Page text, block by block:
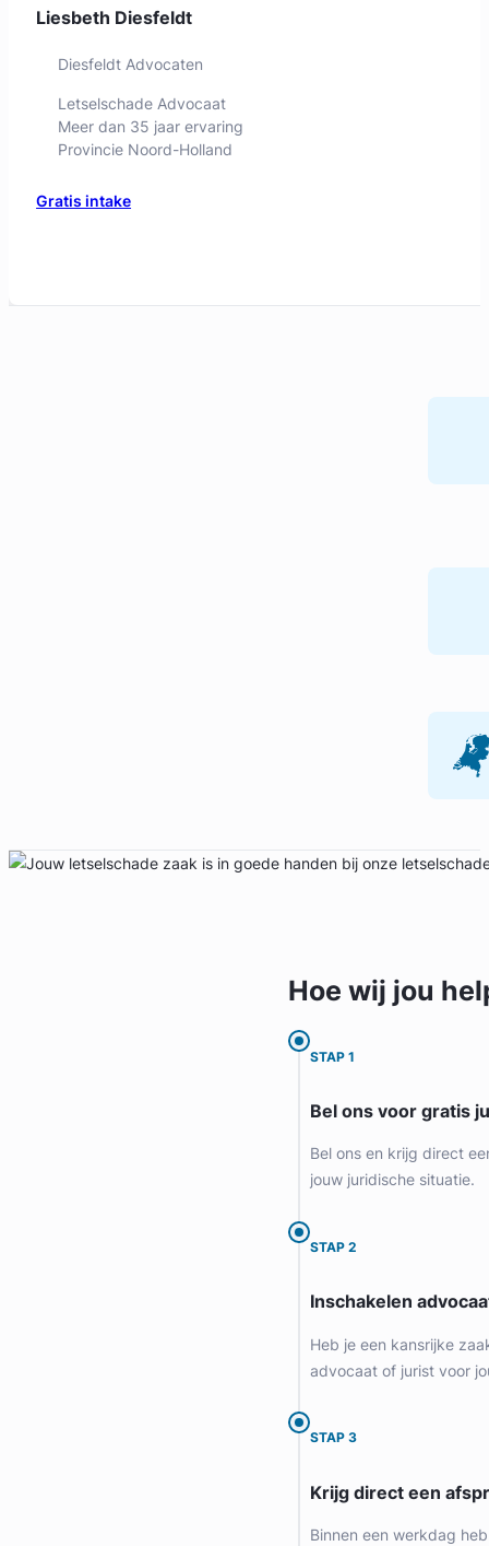
Hoe wij jou
STAP 1
Bel ons voor gratis
Bel ons en krijg direct
jouw juridische situatie.
STAP 2
Inschakelen
Heb je een kansrijke
advocaat of jurist voor
STAP 3
Krijg direct een
Binnen een werkdag